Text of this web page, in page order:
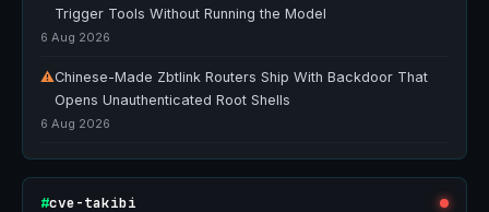
Trigger Tools Without Running the Model
6 Aug 2026
⚠Chinese-Made Zbtlink Routers Ship With Backdoor That
Opens Unauthenticated Root Shells
6 Aug 2026
#cve-takibi